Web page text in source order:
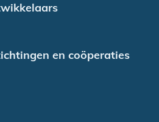
en coöperaties